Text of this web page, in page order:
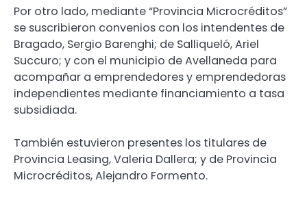
Por otro lado, mediante “Provincia Microcréditos”
se suscribieron convenios con los intendentes de
Bragado, Sergio Barenghi; de Salliqueló, Ariel
Succuro; y con el municipio de Avellaneda para
acompañar a emprendedores y emprendedoras
independientes mediante financiamiento a tasa
subsidiada.
También estuvieron presentes los titulares de
Provincia Leasing, Valeria Dallera; y de Provincia
Microcréditos, Alejandro Formento.